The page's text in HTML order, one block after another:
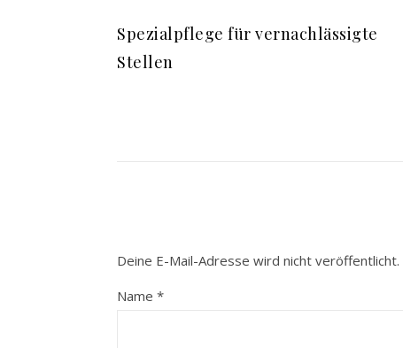
Spezialpflege für vernachlässigte
Stellen
Deine E-Mail-Adresse wird nicht veröffentlicht.
Name *